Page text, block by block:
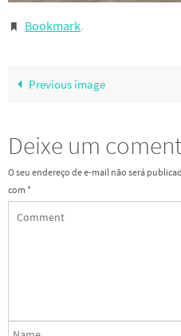
Bookmark.
Previous image
Deixe um
O seu endereço de e-mail não será
com *